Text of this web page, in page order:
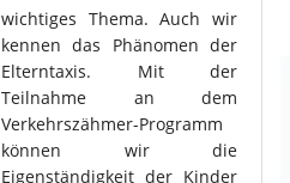
wichtiges Thema. Auch wir
kennen das Phänomen der
Elterntaxis. Mit der
Teilnahme an dem
Verkehrszähmer-Programm
können wir die
Eigenständigkeit der Kinder